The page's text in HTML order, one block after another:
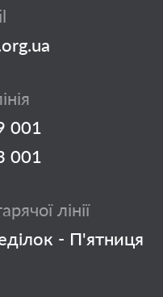
001
001
лінії
- П'ятниця